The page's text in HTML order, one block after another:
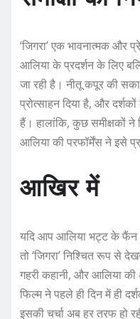
‘जिगरा’ एक भावनात्मक और
आलिया के प्रदर्शन के लिए
जा रही है। नीतू कपूर की
प्रोत्साहन दिया है, और
हैं। हालांकि, कुछ समीक्षकों ने
आलिया की परफॉर्मेंस ने इसे
आखिर में
यदि आप आलिया भट्ट के फैंन
तो ‘जिगरा’ निश्चित रूप से
गहरी कहानी, और आलिया
फिल्म ने पहले ही दिन में ही
इसकी चर्चा अब हर तरफ हो